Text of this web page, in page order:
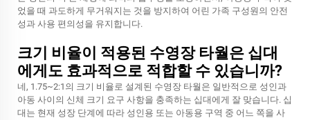
었을 때 과도하게 무거워지는 것을 방지하여 어린 가족 구성원의 안전
성과 사용 편의성을 유지합니다.
크기 비율이 적용된 수영장 타월은 십대
에게도 효과적으로 적합할 수 있습니까?
네, 1.75~2:1의 크기 비율로 설계된 수영장 타월은 일반적으로 성인과
아동 사이의 신체 크기 요구 사항을 충족하는 십대에게 잘 맞습니다. 십
대는 현재 성장 단계에 따라 성인용 또는 아동용 구역 중 어느 쪽을 사